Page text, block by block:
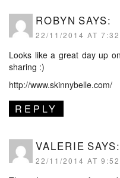
ROBYN SAYS:
22/11/2014 AT 7:32
Looks like a great day up
sharing :)
http://www.skinnybelle.com/
REPLY
VALERIE SAYS:
22/11/2014 AT 9:52